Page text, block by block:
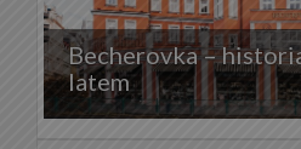
Becherovka –
latem